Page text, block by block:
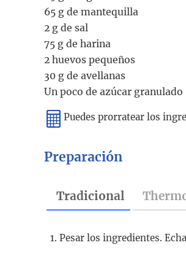
65 g de mantequilla
2 g de sal
75 g de harina
2 huevos pequeños
30 g de avellanas
Un poco de azúcar granulado
Puedes prorratear los
Preparación
Tradicional
1. Pesar los ingredientes.